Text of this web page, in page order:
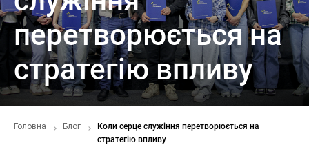
перетворюється на
стратегію впливу
Головна Блог
Коли серце служіння перетворюється на
стратегію впливу